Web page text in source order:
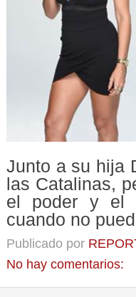
Junto a su hija
las Catalinas,
el poder y el
cuando no
Publicado por
No hay comentarios: